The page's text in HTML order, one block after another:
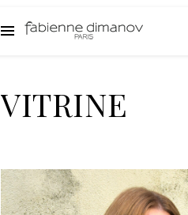
VITRINE